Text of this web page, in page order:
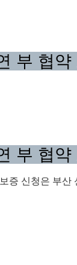
부 협약
부 협약
증 신청은 부